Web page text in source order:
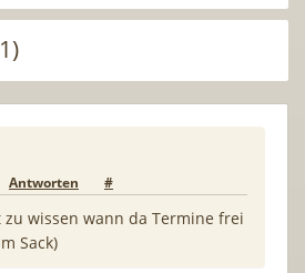
Antworten #
zu wissen wann da Termine frei
Sack)